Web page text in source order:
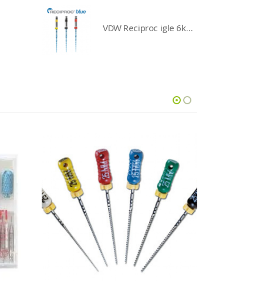
VDW Reciproc igle 6kom